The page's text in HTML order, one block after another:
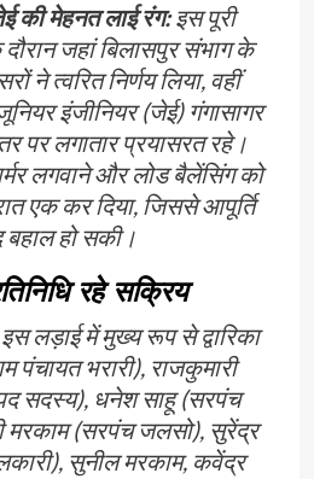
की मेहनत लाई रंग:इस पूरी
जहां बिलासपुर संभाग के
ने त्वरित निर्णय लिया, वहीं
इंजीनियर (जेई) गंगासागर
पर लगातार प्रयासरत रहे।
लगवाने और लोड बैलेंसिंग को
एक कर दिया, जिससे आपूर्ति
बहाल हो सकी।
रहे सक्रिय
लड़ाई में मुख्य रूप से द्वारिका
पंचायत भरारी), राजकुमारी
सदस्य), धनेश साहू (सरपंच
मरकाम (सरपंच जलसो), सुरेंद्र
सुनील मरकाम, कवेंद्र